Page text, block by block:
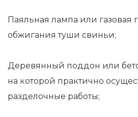
Паяльная лампа или газовая
обжигания туши свиньи;
Деревянный поддон или
на которой практично
разделочные работы;